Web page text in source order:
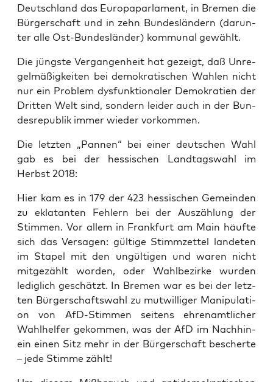
Deutsch­land das Euro­pa­par­la­ment, in Bre­men die
Bür­ger­schaft und in zehn Bun­des­län­dern (dar­un­
ter alle Ost-Bun­des­län­der) kom­mu­nal gewählt.
Die jüngs­te Ver­gan­gen­heit hat gezeigt, daß Unre­
gel­mä­ßig­kei­ten bei demo­kra­ti­schen Wah­len nicht
nur ein Pro­blem dys­funk­tio­na­ler Demo­kra­tien der
Drit­ten Welt sind, son­dern lei­der auch in der Bun­
des­re­pu­blik immer wie­der vorkommen.
Die letz­ten „Pan­nen“ bei einer deut­schen Wahl
gab es bei der hes­si­schen Land­tags­wahl im
Herbst 2018:
Hier kam es in 179 der 423 hes­si­schen Gemein­den
zu ekla­tan­ten Feh­lern bei der Aus­zäh­lung der
Stim­men. Vor allem in Frank­furt am Main häuf­te
sich das Ver­sa­gen: gül­ti­ge Stimm­zet­tel lan­de­ten
im Sta­pel mit den ungül­ti­gen und waren nicht
mit­ge­zählt wor­den, oder Wahl­be­zir­ke wur­den
ledig­lich geschätzt. In Bre­men war es bei der letz­
ten Bür­ger­schafts­wahl zu mut­wil­li­ger Mani­pu­la­ti­
on von AfD-Stim­men sei­tens ehren­amt­li­cher
Wahl­hel­fer gekom­men, was der AfD im Nach­hin­
ein einen Sitz mehr in der Bür­ger­schaft bescher­te
– jede Stim­me zählt!